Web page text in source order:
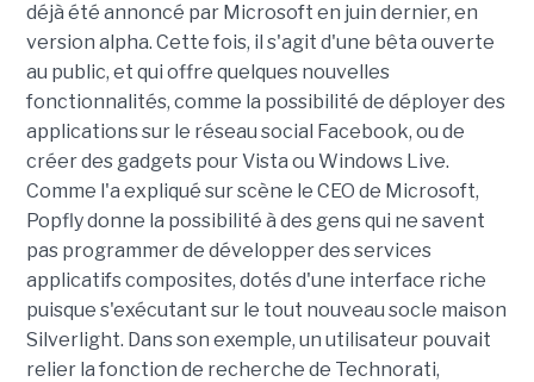
déjà été annoncé par Microsoft en juin dernier, en
version alpha. Cette fois, il s'agit d'une bêta ouverte
au public, et qui offre quelques nouvelles
fonctionnalités, comme la possibilité de déployer des
applications sur le réseau social Facebook, ou de
créer des gadgets pour Vista ou Windows Live.
Comme l'a expliqué sur scène le CEO de Microsoft,
Popfly donne la possibilité à des gens qui ne savent
pas programmer de développer des services
applicatifs composites, dotés d'une interface riche
puisque s'exécutant sur le tout nouveau socle maison
Silverlight. Dans son exemple, un utilisateur pouvait
relier la fonction de recherche de Technorati,